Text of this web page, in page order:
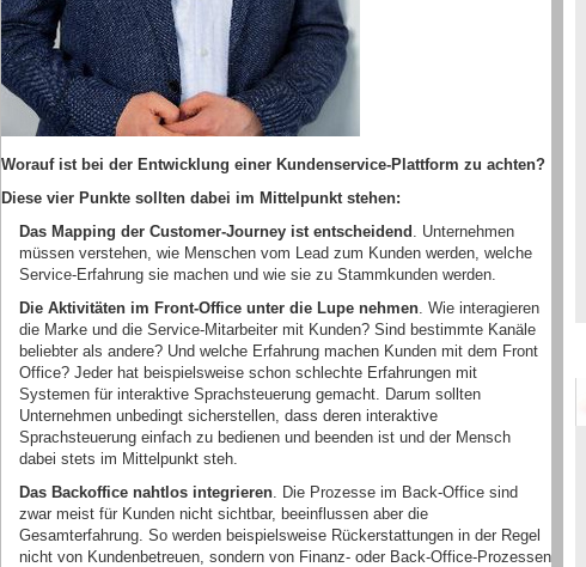
Worauf ist bei der Entwicklung einer Kundenservice-Plattform zu achten?
Diese vier Punkte sollten dabei im Mittelpunkt stehen:
Das Mapping der Customer-Journey ist entscheidend . Unternehmen
müssen verstehen, wie Menschen vom Lead zum Kunden werden, welche
Service-Erfahrung sie machen und wie sie zu Stammkunden werden.
Die Aktivitäten im Front-Office unter die Lupe nehmen. Wie interagieren
die Marke und die Service-Mitarbeiter mit Kunden? Sind bestimmte Kanäle
beliebter als andere? Und welche Erfahrung machen Kunden mit dem Front
Office? Jeder hat beispielsweise schon schlechte Erfahrungen mit
Systemen für interaktive Sprachsteuerung gemacht. Darum sollten
Unternehmen unbedingt sicherstellen, dass deren interaktive
Sprachsteuerung einfach zu bedienen und beenden ist und der Mensch
dabei stets im Mittelpunkt steh.
Das Backoffice nahtlos integrieren. Die Prozesse im Back-Office sind
zwar meist für Kunden nicht sichtbar, beeinflussen aber die
Gesamterfahrung. So werden beispielsweise Rückerstattungen in der Regel
nicht von Kundenbetreuen, sondern von Finanz- oder Back-Office-Prozessen